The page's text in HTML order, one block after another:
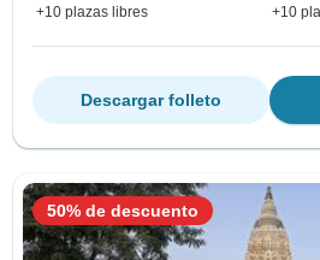
+10 plazas libres +10
Descargar folleto
50% de descuento